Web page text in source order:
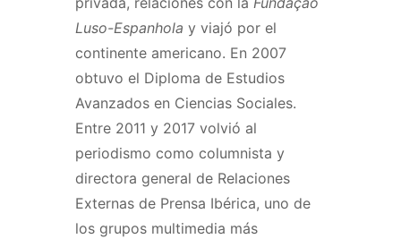
Luso-Espanhola y viajó por el
continente americano. En 2007
obtuvo el Diploma de Estudios
Avanzados en Ciencias Sociales.
Entre 2011 y 2017 volvió al
periodismo como columnista y
directora general de Relaciones
Externas de Prensa Ibérica, uno de
los grupos multimedia más